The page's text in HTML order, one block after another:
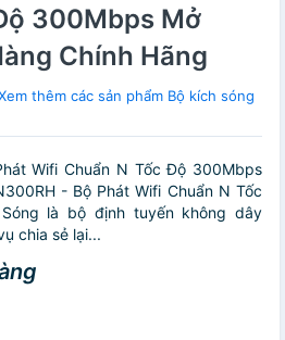
300Mbps Mở
Chính Hãng
thêm các sản phẩm Bộ kích sóng
Wifi Chuẩn N Tốc Độ 300Mbps
- Bộ Phát Wifi Chuẩn N Tốc
là bộ định tuyến không dây
chia sẻ lại...